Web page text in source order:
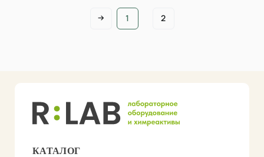
1 2
КАТАЛОГ